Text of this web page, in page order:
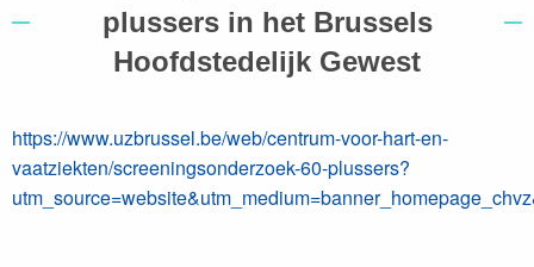
plussers in het Brussels
Hoofdstedelijk Gewest
https://www.uzbrussel.be/web/centrum-voor-hart-en-
vaatziekten/screeningsonderzoek-60-plussers?